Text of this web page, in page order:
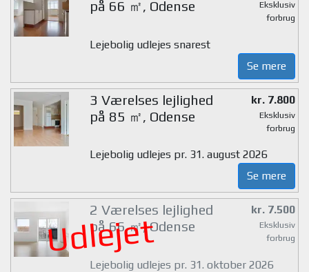
på 66 ㎡, Odense
Eksklusiv
forbrug
Lejebolig udlejes snarest
Se mere
3 Værelses lejlighed
på 85 ㎡, Odense
kr. 7.800
Eksklusiv
forbrug
Lejebolig udlejes pr. 31. august 2026
Se mere
Udlejet
2 Værelses lejlighed
på 66 ㎡, Odense
kr. 7.500
Eksklusiv
forbrug
Lejebolig udlejes pr. 31. oktober 2026